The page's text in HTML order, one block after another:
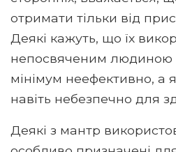
отримати тільки від
Деякі кажуть, що їх
непосвяченим людиною
мінімум неефективно, а
навіть небезпечно для
Деякі з мантр